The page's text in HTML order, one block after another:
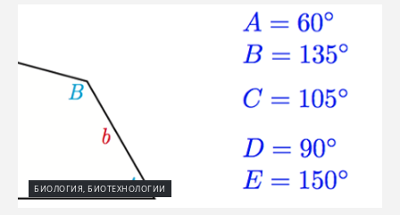
БИОЛОГИЯ, БИОТЕХНОЛОГИИ